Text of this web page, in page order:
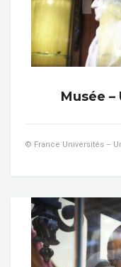
Musée
© France Universités –